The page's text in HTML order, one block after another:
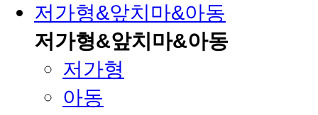
저가형&앞치마&아동
저가형&앞치마&아동
저가형
아동